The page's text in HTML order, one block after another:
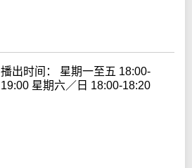
播出时间： 星期一至五 18:00-
19:00 星期六／日 18:00-18:20